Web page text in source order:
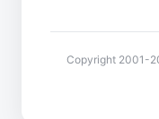
Copyright 2001-